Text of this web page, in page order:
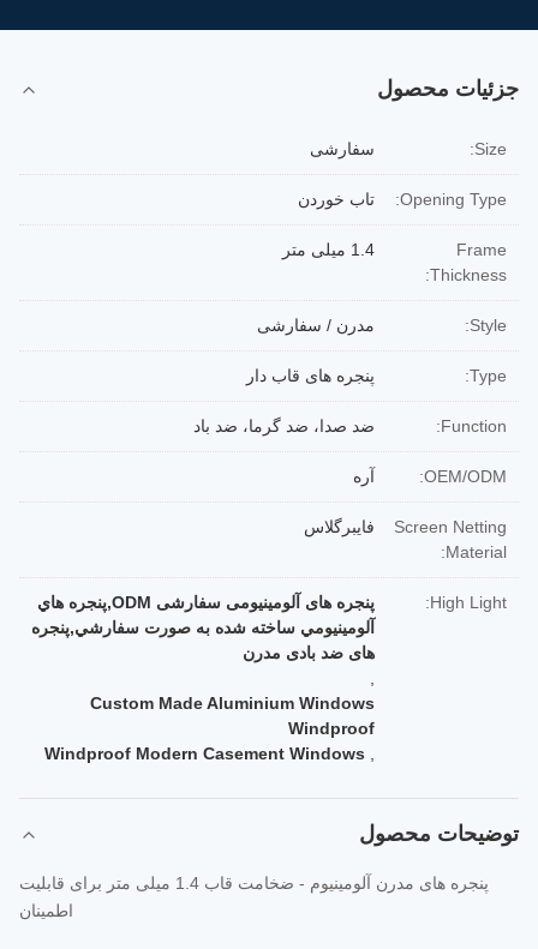
جزئیات محصول
Size: سفارشی
Opening Type: تاب خوردن
Frame
Thickness:
1.4 میلی متر
Style: مدرن / سفارشی
Type: پنجره های قاب دار
Function: ضد صدا، ضد گرما، ضد باد
OEM/ODM: آره
Screen Netting
Material:
فایبرگلاس
High Light:
پنجره های آلومینیومی سفارشی ODM,پنجره هاي
آلومينيومي ساخته شده به صورت سفارشي,پنجره
های ضد بادی مدرن
Custom Made Aluminium Windows
Windproof
Windproof Modern Casement Windows
توضیحات محصول
پنجره های مدرن آلومینیوم - ضخامت قاب 1.4 میلی متر برای قابلیت
اطمینان